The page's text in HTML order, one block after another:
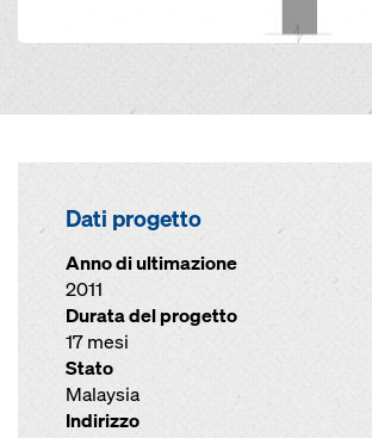
Dati progetto
Anno di ultimazione
2011
Durata del progetto
17 mesi
Stato
Malaysia
Indirizzo